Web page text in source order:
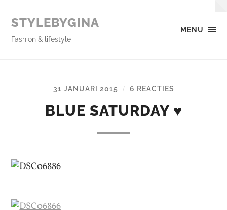
MENU
STYLEBYGINA
Fashion & lifestyle
31 JANUARI 2015 / 6 REACTIES
BLUE SATURDAY ♥